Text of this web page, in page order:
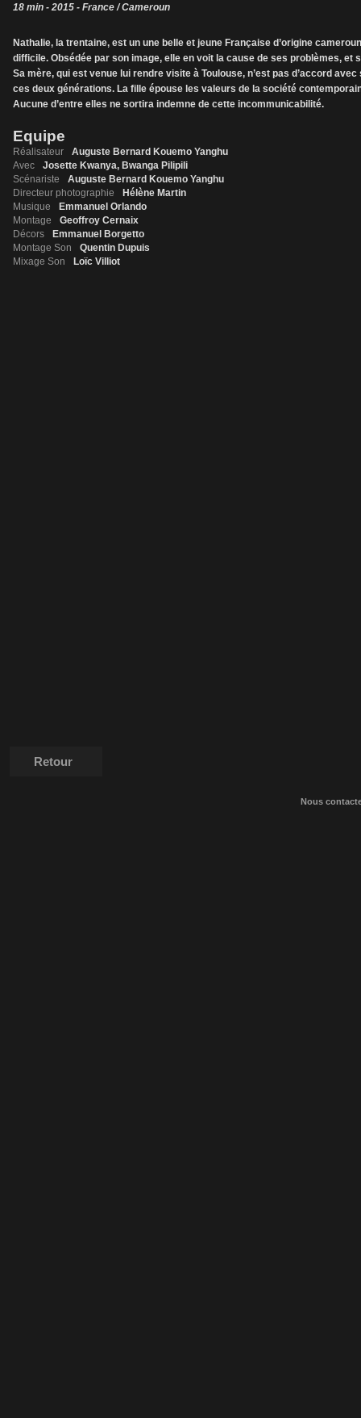
18 min - 2015 - France / Cameroun
Nathalie, la trentaine, est un une belle et jeune Française d’origine
difficile. Obsédée par son image, elle en voit la cause de ses problèmes, et
Sa mère, qui est venue lui rendre visite à Toulouse, n’est pas d’accord
ces deux générations. La fille épouse les valeurs de la société
Aucune d’entre elles ne sortira indemne de cette incommunicabilité.
Equipe
Réalisateur
Auguste Bernard Kouemo Yanghu
Avec
Josette Kwanya, Bwanga Pilipili
Scénariste
Auguste Bernard Kouemo Yanghu
Directeur photographie Hélène Martin
Musique
Emmanuel Orlando
Montage
Geoffroy Cernaix
Décors Emmanuel Borgetto
Montage Son Quentin Dupuis
Mixage Son Loïc Villiot
Retour
Nous